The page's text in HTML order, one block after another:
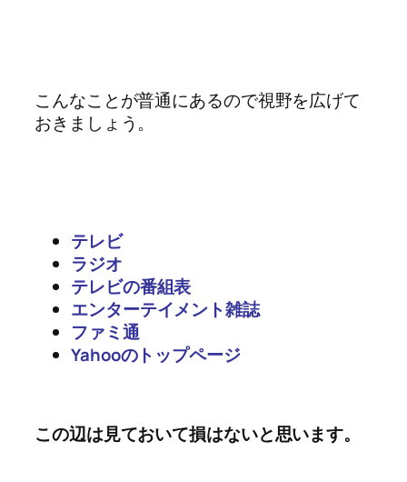
こんなことが普通にあるので視野を広げて
おきましょう。
テレビ
ラジオ
テレビの番組表
エンターテイメント雑誌
ファミ通
Yahooのトップページ
この辺は見ておいて損はないと思います。